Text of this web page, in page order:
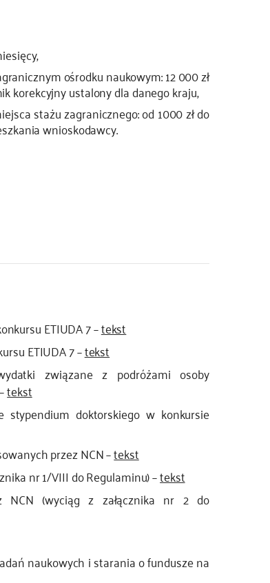
ośrodku naukowym: 12 000 zł
korekcyjny ustalony dla danego kraju,
stażu zagranicznego: od 1000 zł do
wnioskodawcy.
ETIUDA 7 –tekst
ETIUDA 7 –tekst
związane z podróżami osoby
tekst
doktorskiego w konkursie
przez NCN –tekst
nr 1/VIII do Regulaminu) –tekst
NCN (wyciąg z załącznika nr 2 do
naukowych i starania o fundusze na